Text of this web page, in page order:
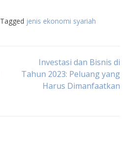
Tagged jenis ekonomi syariah
Investasi dan Bisnis di
Tahun 2023: Peluang yang
Harus Dimanfaatkan